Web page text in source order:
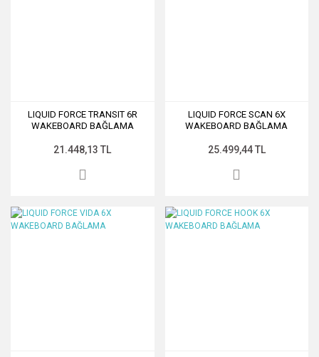
LIQUID FORCE TRANSIT 6R
WAKEBOARD BAĞLAMA
21.448,13 TL
LIQUID FORCE SCAN 6X
WAKEBOARD BAĞLAMA
25.499,44 TL